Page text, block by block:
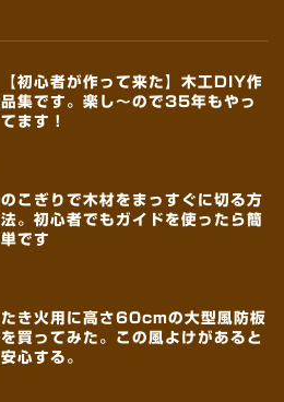
【初心者が作って来た】木工DIY作
品集です。楽し～ので35年もやっ
てます！
のこぎりで木材をまっすぐに切る方
法。初心者でもガイドを使ったら簡
単です
たき火用に高さ60cmの大型風防板
を買ってみた。この風よけがあると
安心する。